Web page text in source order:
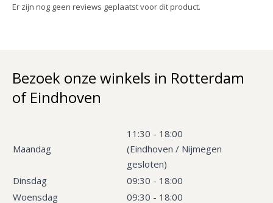
Er zijn nog geen reviews geplaatst voor dit product.
Bezoek onze winkels in Rotterdam
of Eindhoven
Maandag
11:30 - 18:00
(Eindhoven / Nijmegen
gesloten)
Dinsdag
09:30 - 18:00
Woensdag
09:30 - 18:00